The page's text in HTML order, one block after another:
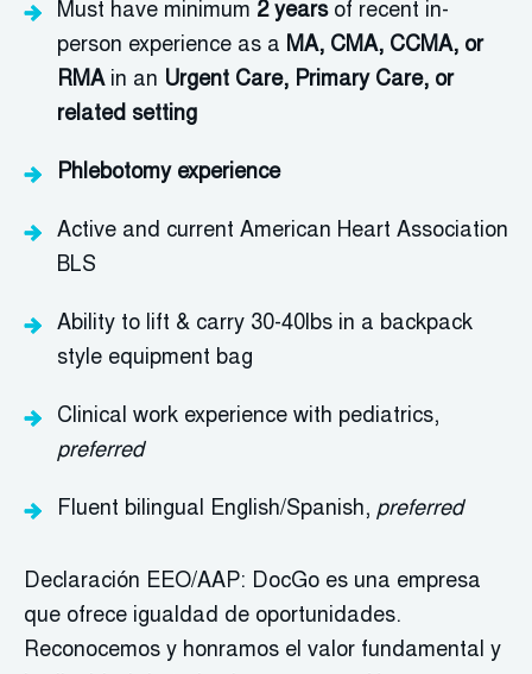
Must have minimum 2 yearsof recent in-
person experience as a MA, CMA, CCMA, or
RMAin an Urgent Care, Primary Care, or
related setting
Phlebotomy experience
Active and current American Heart Association
BLS
Ability to lift & carry 30-40lbs in a backpack
style equipment bag
Clinical work experience with pediatrics,
preferred
Fluent bilingual English/Spanish, preferred
Declaración EEO/AAP: DocGo es una empresa
que ofrece igualdad de oportunidades.
Reconocemos y honramos el valor fundamental y